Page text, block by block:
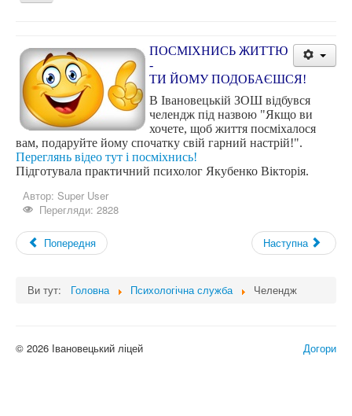
навігації
Адміністративна
Самоврядування
Виховна
Дистанційна освіта
Психологічна служба
Батькам
Учням
Наші випускники
ПОСМІХНИСЬ ЖИТТЮ
-
ТИ ЙОМУ ПОДОБАЄШСЯ!
В Івановецькій ЗОШ відбувся
челендж під назвою "Якщо ви
хочете, щоб життя посміхалося
вам, подаруйте йому спочатку свій гарний настрій!".
Переглянь відео тут і посміхнись!
Підготувала практичний психолог Якубенко Вікторія.
Автор: Super User
Перегляди: 2828
Попередня Наступна
Ви тут: Головна Психологічна служба Челендж
Догори
© 2026 Івановецький ліцей